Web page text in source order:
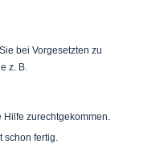
bei Vorgesetzten zu
z. B.
Hilfe zurechtgekommen.
schon fertig.